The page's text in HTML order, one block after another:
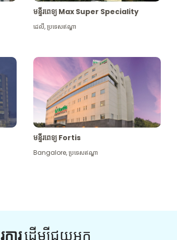
មន្ទីរពេទ្យ Max Super Speciality
ដេលី,ប្រទេសឥណ្ឌា
មន្ទីរពេទ្យ Fortis
Bangalore,ប្រទេសឥណ្ឌា
ារដើម្បី​ជួយ​អ្នក